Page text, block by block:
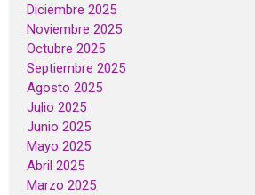
Diciembre 2025
Noviembre 2025
Octubre 2025
Septiembre 2025
Agosto 2025
Julio 2025
Junio 2025
Mayo 2025
Abril 2025
Marzo 2025